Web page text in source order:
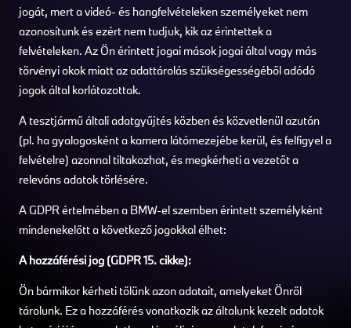
jogát, mert a videó- és hangfelvételeken személyeket nem
azonosítunk és ezért nem tudjuk, kik az érintettek a
felvételeken. Az Ön érintett jogai mások jogai által vagy más
törvényi okok miatt az adattárolás szükségességéből adódó
jogok által korlátozottak.
A tesztjármű általi adatgyűjtés közben és közvetlenül azután
(pl. ha gyalogosként a kamera látómezejébe kerül, és felfigyel a
felvételre) azonnal tiltakozhat, és megkérheti a vezetőt a
releváns adatok törlésére.
A GDPR értelmében a BMW-el szemben érintett személyként
mindenekelőtt a következő jogokkal élhet:
A hozzáférési jog (GDPR 15. cikke):
Ön bármikor kérheti tőlünk azon adatait, amelyeket Önről
tárolunk. Ez a hozzáférés vonatkozik az általunk kezelt adatok